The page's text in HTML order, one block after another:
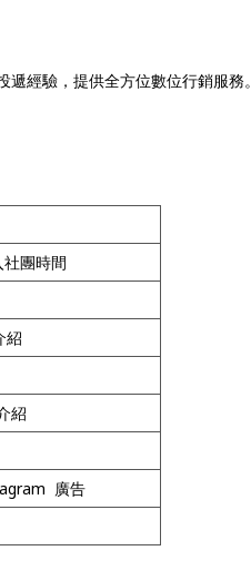
經驗，提供全方位數位行銷服務。
社團時間
紹
紹
廣告